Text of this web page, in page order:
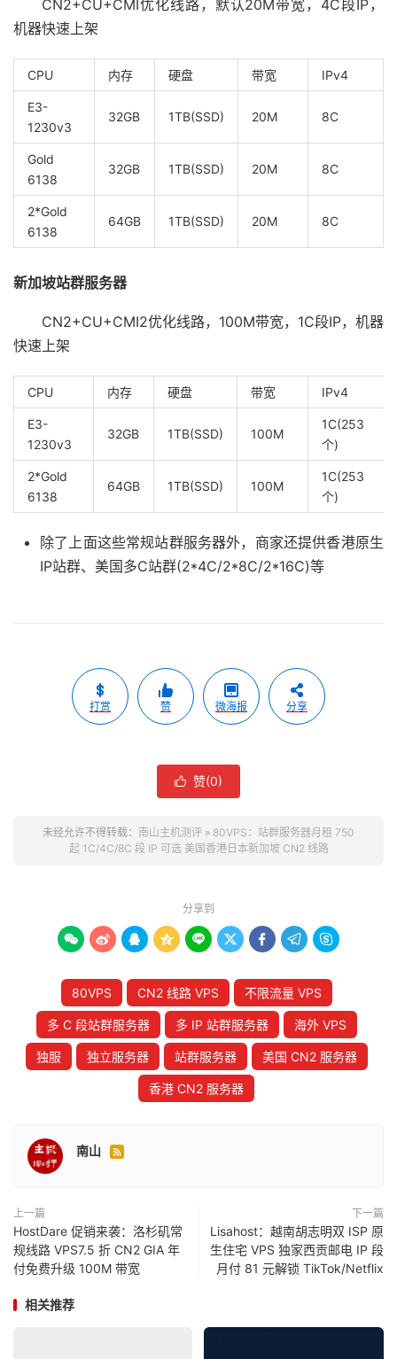
CN2+CU+CMI优化线路，默认20M带宽，4C段IP，
机器快速上架
CPU 内存 硬盘 带宽 IPv4
E3-
1230v3
32GB 1TB(SSD) 20M 8C
Gold
6138
32GB 1TB(SSD) 20M 8C
2*Gold
6138
64GB 1TB(SSD) 20M 8C
新加坡站群服务器
CN2+CU+CMI2优化线路，100M带宽，1C段IP，机器
快速上架
CPU 内存 硬盘 带宽 IPv4
E3-
1230v3
32GB 1TB(SSD) 100M
1C(253
个)
2*Gold
6138
64GB 1TB(SSD) 100M
1C(253
个)
除了上面这些常规站群服务器外，商家还提供香港原生
IP站群、美国多C站群(2*4C/2*8C/2*16C)等
打赏 赞 微海报 分享
 赞(0)
未经允许不得转载： 南山主机测评 » 80VPS：站群服务器月租 750
起 1C/4C/8C 段 IP 可选 美国香港日本新加坡 CN2 线路
分享到
        
80VPS CN2 线路 VPS 不限流量 VPS
多 C 段站群服务器 多 IP 站群服务器 海外 VPS
独服 独立服务器 站群服务器 美国 CN2 服务器
香港 CN2 服务器
南山 
上一篇
HostDare 促销来袭：洛杉矶常
规线路 VPS7.5 折 CN2 GIA 年
付免费升级 100M 带宽
下一篇
Lisahost：越南胡志明双 ISP 原
生住宅 VPS 独家西贡邮电 IP 段
月付 81 元解锁 TikTok/Netflix
相关推荐